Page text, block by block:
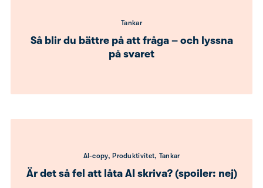
Tankar
Så blir du bättre på att fråga – och lyssna
på svaret
AI-copy, Produktivitet, Tankar
Är det så fel att låta AI skriva? (spoiler: nej)